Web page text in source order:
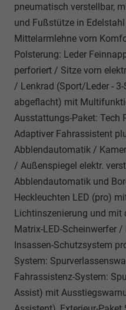
pneumatisch verstellbar,
und Fußstütze in
Mittelarmlehne vorn
Polsterung: Leder
perforiert / Sitze vorn
/ Lenkrad (Sport/Leder -
abgeflacht) mit
Ausstattungs-Paket: Tech
Adaptiver Fahrassistent
Abblendautomatik /
/ Außenspiegel elektr.
Abblendautomatik und
Heckleuchten LED (pro)
Lichtinszenierung und
Matrix-LED-Scheinwerfer
Insassen-Schutzsystem
System:
Fahrassistenz-System:
Assist) mit